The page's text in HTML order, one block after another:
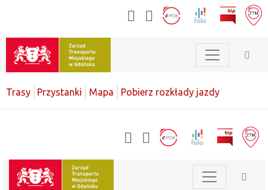
Trasy Przystanki Mapa Pobierz rozkłady jazdy